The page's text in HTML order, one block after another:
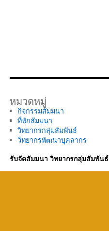
หมวดหมู่
กิจกรรมสัมมนา
ที่พักสัมมนา
วิทยากรกลุ่มสัมพันธ์
วิทยากรพัฒนาบุคลากร
รับจัดสัมมนา วิทยากรกลุ่มสัมพันธ์